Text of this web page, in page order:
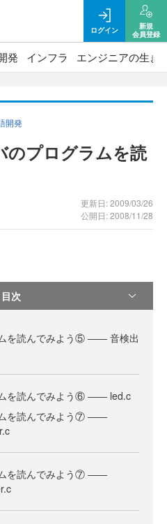
ログイン
新規
会員登録
発 インフラ エンジニアの生き
開発
のプログラムを読
更新日: 2009/03/26
公開日: 2008/11/28
目次
を読んでみよう⑤ ―― 音検出
を読んでみよう⑥ ―― led.c
を読んでみよう⑦ ――
を読んでみよう⑦ ――